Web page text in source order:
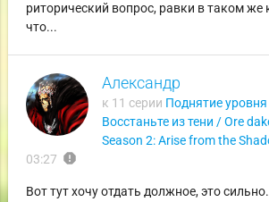
риторический вопрос, равки в таком же
что...
Александр
к 11 серии Поднятие
Восстаньте из тени / Ore
Season 2: Arise from the
03:27 report
Вот тут хочу отдать должное, это